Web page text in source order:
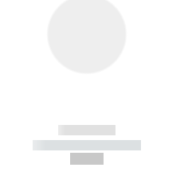
------------
----------- -----------